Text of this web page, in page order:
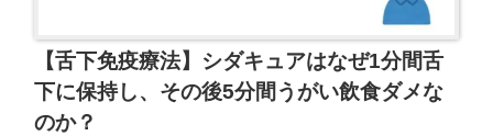
【舌下免疫療法】シダキュアはなぜ1分間舌
下に保持し、その後5分間うがい飲食ダメな
のか？